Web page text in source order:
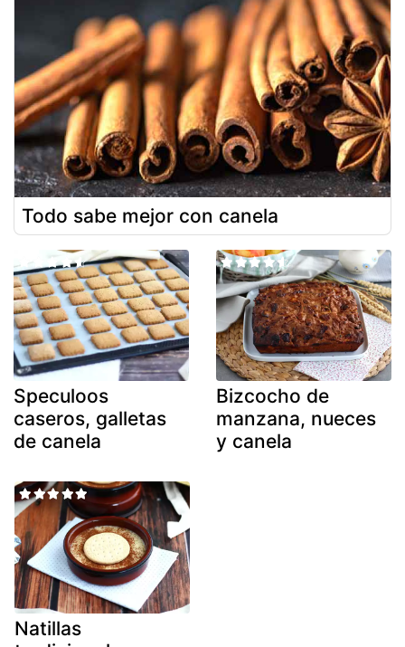
Todo sabe mejor con canela
Speculoos
caseros, galletas
de canela
Bizcocho de
manzana, nueces
y canela
Natillas